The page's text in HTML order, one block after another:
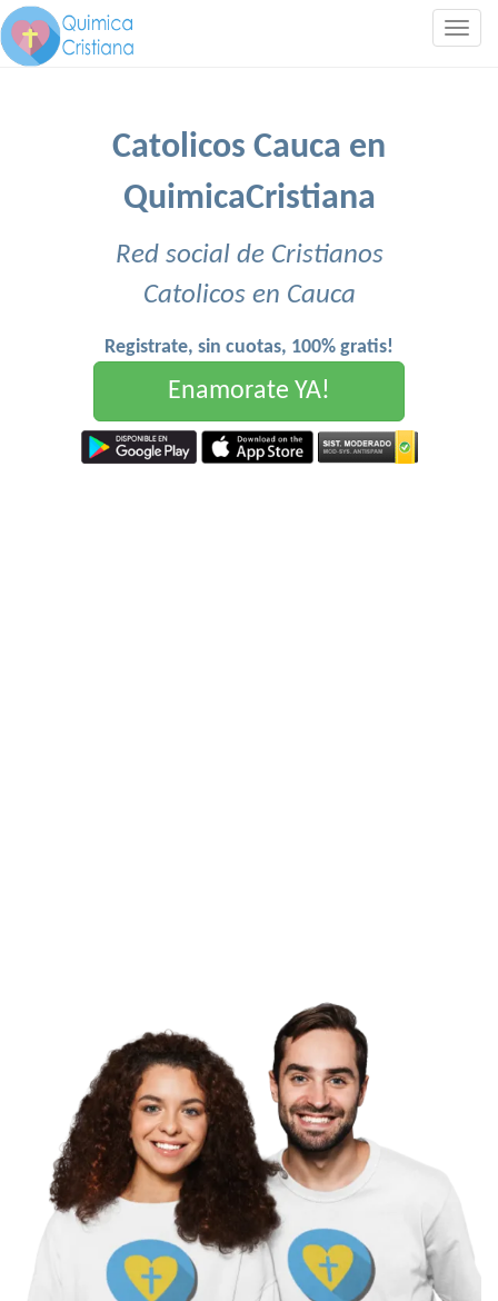
Catolicos Cauca en
QuimicaCristiana
Red social de Cristianos
Catolicos en Cauca
Registrate, sin cuotas, 100% gratis!
Enamorate YA!